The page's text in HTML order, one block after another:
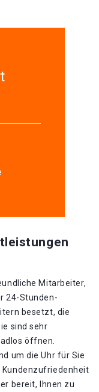
Mitarbeiter,
24-Stunden-
besetzt, die
sind sehr
öffnen.
um die Uhr für Sie
Kundenzufriedenheit
bereit, Ihnen zu